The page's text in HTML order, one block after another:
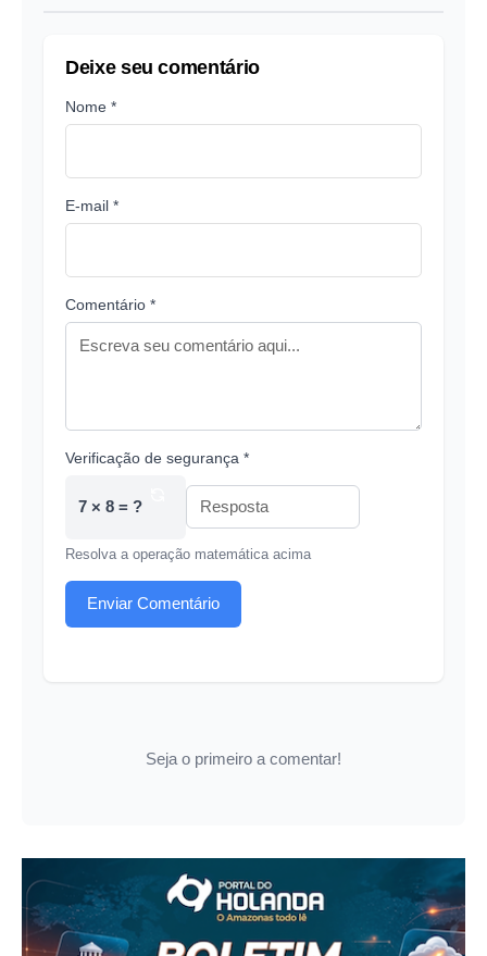
Deixe seu comentário
Nome *
E-mail *
Comentário *
Verificação de segurança *
7 × 8 = ?
Resolva a operação matemática acima
Enviar Comentário
Seja o primeiro a comentar!